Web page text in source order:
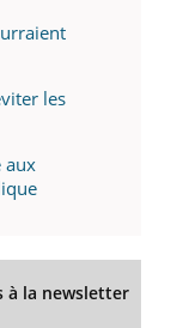
les
aux
à la newsletter